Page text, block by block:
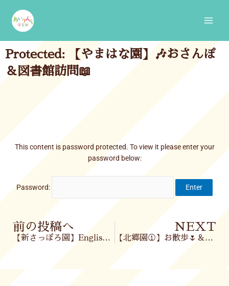
content
Protected: 【やまはな園】🎶おさんぽ
＆図書館訪問📖
This content is password protected. To view it please enter your
password below:
Password:
Prev
前の投稿へ
【新さっぽろ園】English🍦
NEXT
【北郷園①】お散歩🌷＆English✨